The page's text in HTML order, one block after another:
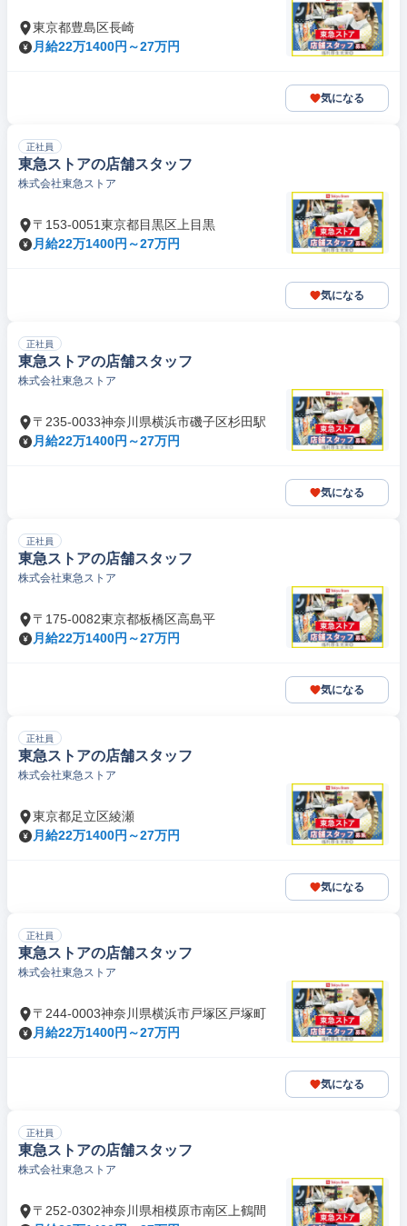
東京都豊島区長崎
月給22万1400円～27万円
気になる
正社員
東急ストアの店舗スタッフ
株式会社東急ストア
〒153-0051東京都目黒区上目黒
月給22万1400円～27万円
気になる
正社員
東急ストアの店舗スタッフ
株式会社東急ストア
〒235-0033神奈川県横浜市磯子区杉田駅
月給22万1400円～27万円
気になる
正社員
東急ストアの店舗スタッフ
株式会社東急ストア
〒175-0082東京都板橋区高島平
月給22万1400円～27万円
気になる
正社員
東急ストアの店舗スタッフ
株式会社東急ストア
東京都足立区綾瀬
月給22万1400円～27万円
気になる
正社員
東急ストアの店舗スタッフ
株式会社東急ストア
〒244-0003神奈川県横浜市戸塚区戸塚町
月給22万1400円～27万円
気になる
正社員
東急ストアの店舗スタッフ
株式会社東急ストア
〒252-0302神奈川県相模原市南区上鶴間